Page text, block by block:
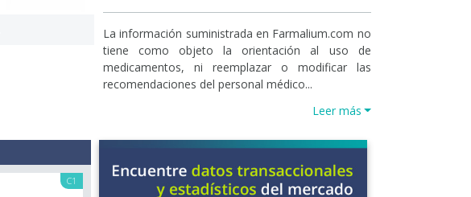
La información suministrada en Farmalium.com no
tiene como objeto la orientación al uso de
medicamentos, ni reemplazar o modificar las
recomendaciones del personal médico...
Leer más
C1